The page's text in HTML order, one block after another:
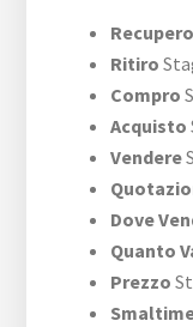
Ritiro
Compro
Acquisto
Vendere
Dove
Quanto
Prezzo